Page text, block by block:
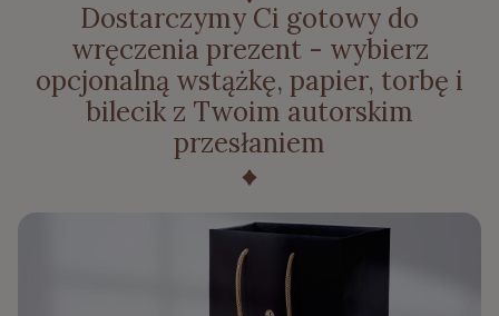
Dostarczymy Ci gotowy do
wręczenia prezent - wybierz
opcjonalną wstążkę, papier, torbę i
bilecik z Twoim autorskim
przesłaniem